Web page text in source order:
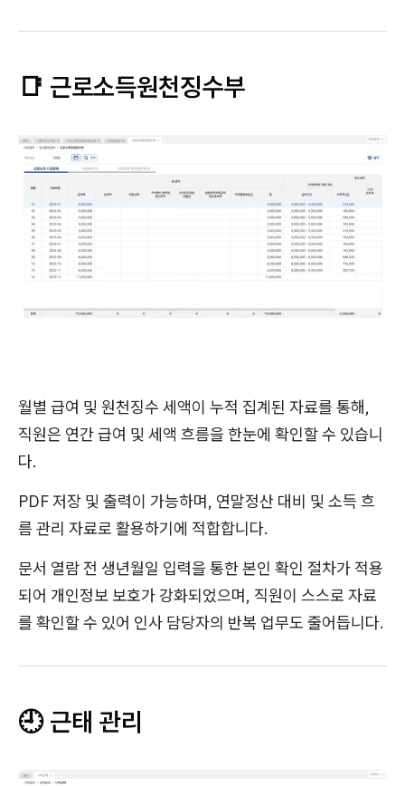
📑 근로소득원천징수부
월별 급여 및 원천징수 세액이 누적 집계된 자료를 통해,
직원은 연간 급여 및 세액 흐름을 한눈에 확인할 수 있습니
다.
PDF 저장 및 출력이 가능하며, 연말정산 대비 및 소득 흐
름 관리 자료로 활용하기에 적합합니다.
문서 열람 전 생년월일 입력을 통한 본인 확인 절차가 적용
되어 개인정보 보호가 강화되었으며, 직원이 스스로 자료
를 확인할 수 있어 인사 담당자의 반복 업무도 줄어듭니다.
🕘 근태 관리